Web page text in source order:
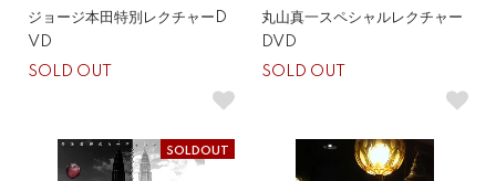
ジョージ本田特別レクチャーD
VD
SOLD OUT
丸山真一スペシャルレクチャー
DVD
SOLD OUT
SOLDOUT